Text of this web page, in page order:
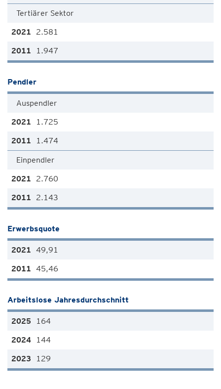
Tertiärer Sektor
2.581
1.947
Pendler
Auspendler
1.725
1.474
Einpendler
2.760
2.143
Erwerbsquote
49,91
45,46
Arbeitslose Jahresdurchschnitt
164
144
129